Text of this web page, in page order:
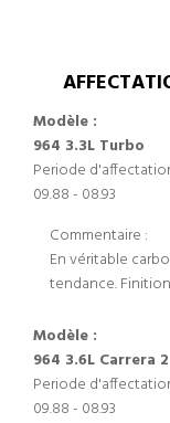
Modèle :
964 3.3L Turbo
Periode
09.88 - 08.93
Commentaire :
En véritable
tendance.
Modèle :
964 3.6L Carrera 2
Periode
09.88 - 08.93